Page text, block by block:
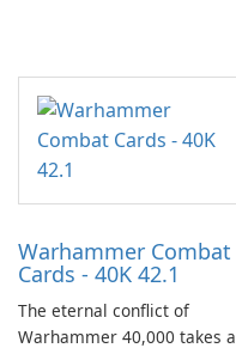
Warhammer Combat
Cards - 40K 42.1
The eternal conflict of
Warhammer 40,000 takes a